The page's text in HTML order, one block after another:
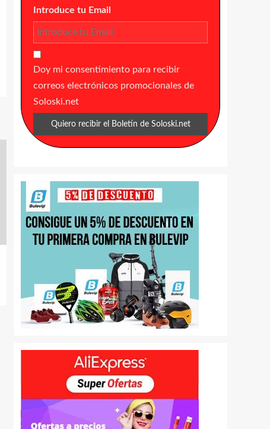
Introduce tu Email
Doy mi consentimiento para recibir
correos electrónicos promocionales de
Soloski.net